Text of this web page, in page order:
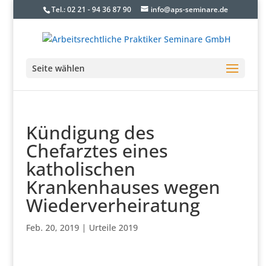
Tel.: 02 21 - 94 36 87 90 info@aps-seminare.de
Seite wählen
Kündigung des
Chefarztes eines
katholischen
Krankenhauses wegen
Wiederverheiratung
Feb. 20, 2019| Urteile 2019